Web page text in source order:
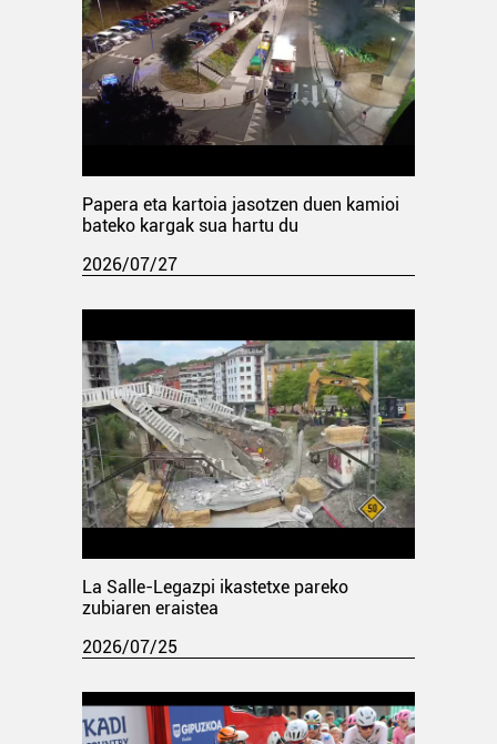
Papera eta kartoia jasotzen duen kamioi
bateko kargak sua hartu du
2026/07/27
La Salle-Legazpi ikastetxe pareko
zubiaren eraistea
2026/07/25